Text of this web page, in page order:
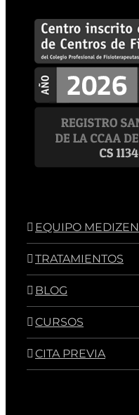
EQUIPO MEDIZEN
TRATAMIENTOS
BLOG
CURSOS
CITA PREVIA